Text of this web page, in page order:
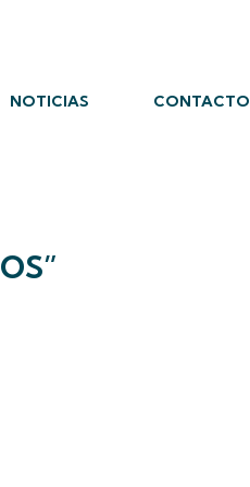
NOTICIAS CONTACTO